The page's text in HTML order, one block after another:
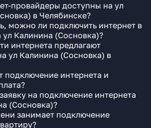
провайдеры доступны на ул
в Челябинске?
можно ли подключить интернет в
Калинина (Сосновка)?
интернета предлагают
ул Калинина (Сосновка) в
подключение интернета и
на подключение интернета
(Сосновка)?
занимает подключение